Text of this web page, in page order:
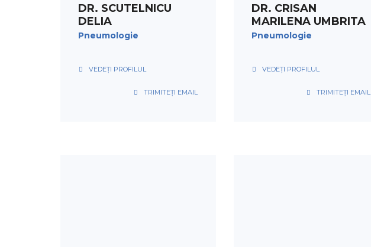
DR. SCUTELNICU
DELIA
Pneumologie
VEDEȚI PROFILUL
TRIMITEȚI EMAIL
DR. CRISAN
MARILENA UMBRITA
Pneumologie
VEDEȚI PROFILUL
TRIMITEȚI EMAIL